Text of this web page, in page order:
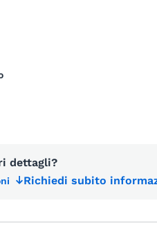
dettagli?
Richiedi subito